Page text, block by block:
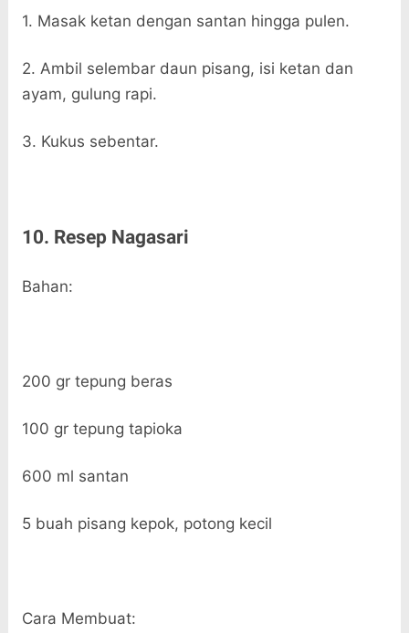
1. Masak ketan dengan santan hingga pulen.
2. Ambil selembar daun pisang, isi ketan dan
ayam, gulung rapi.
3. Kukus sebentar.
10. Resep Nagasari
Bahan:
200 gr tepung beras
100 gr tepung tapioka
600 ml santan
5 buah pisang kepok, potong kecil
Cara Membuat: